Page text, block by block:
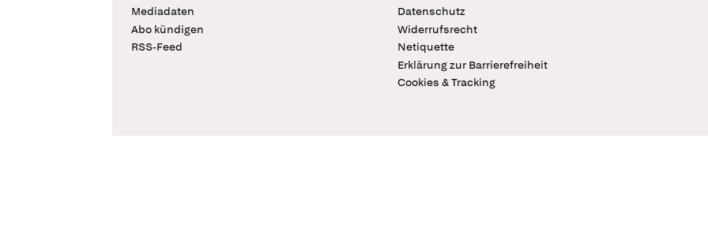
Mediadaten
Abo kündigen
RSS-Feed
Datenschutz
Widerrufsrecht
Netiquette
Erklärung zur Barrierefreiheit
Cookies & Tracking